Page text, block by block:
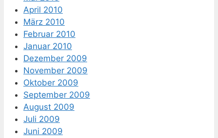
April 2010
März 2010
Februar 2010
Januar 2010
Dezember 2009
November 2009
Oktober 2009
September 2009
August 2009
Juli 2009
Juni 2009